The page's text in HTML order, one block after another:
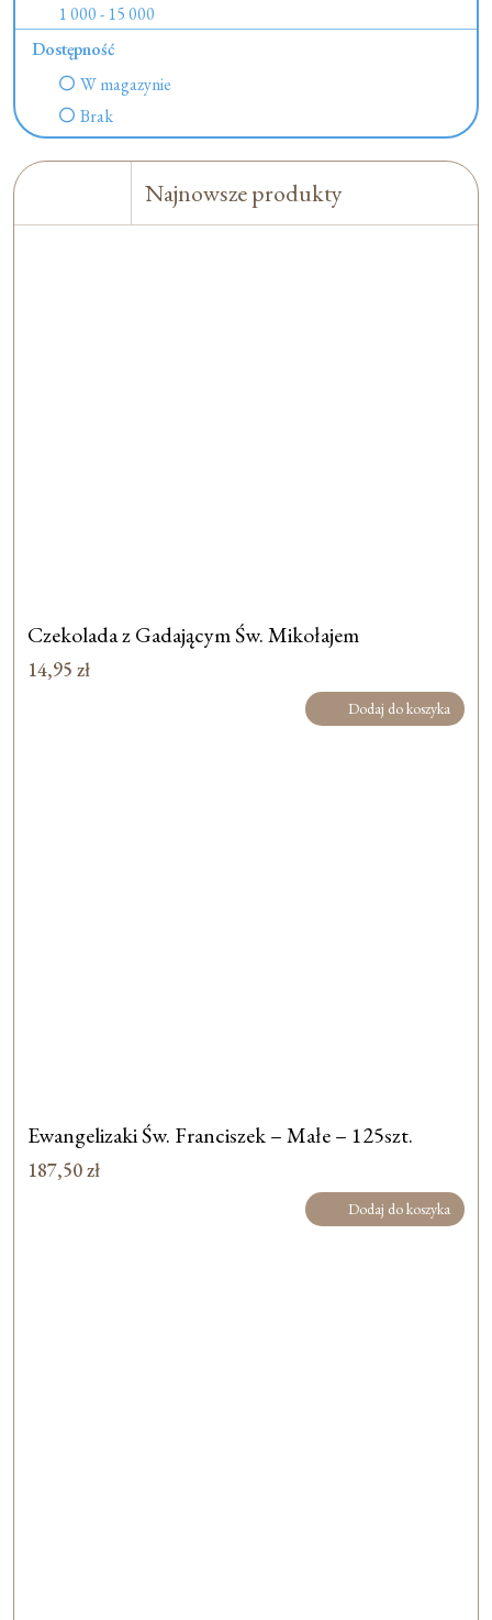
1 000 - 15 000
Dostępność
W magazynie
Brak
Najnowsze produkty
Czekolada z Gadającym Św. Mikołajem
14,95 zł
Dodaj do koszyka
Ewangelizaki Św. Franciszek – Małe – 125szt.
187,50zł
Dodaj do koszyka